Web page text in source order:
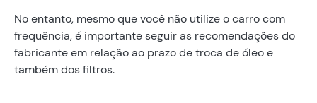
No entanto, mesmo que você não utilize o carro com
frequência, é importante seguir as recomendações do
fabricante em relação ao prazo de troca de óleo e
também dos filtros.